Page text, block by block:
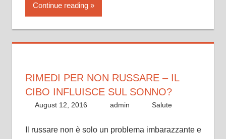
Continue reading
RIMEDI PER NON RUSSARE – IL
CIBO INFLUISCE SUL SONNO?
August 12, 2016 admin Salute
Il russare non è solo un problema imbarazzante e